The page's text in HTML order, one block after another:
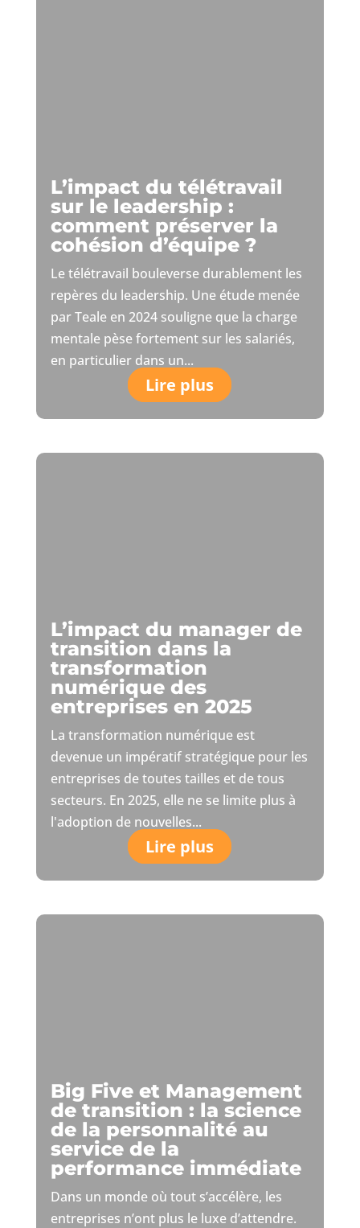
L’impact du télétravail
sur le leadership :
comment préserver la
cohésion d’équipe ?
Le télétravail bouleverse durablement les
repères du leadership. Une étude menée
par Teale en 2024 souligne que la charge
mentale pèse fortement sur les salariés,
en particulier dans un...
Lire plus
L’impact du manager de
transition dans la
transformation
numérique des
entreprises en 2025
La transformation numérique est
devenue un impératif stratégique pour les
entreprises de toutes tailles et de tous
secteurs. En 2025, elle ne se limite plus à
l'adoption de nouvelles...
Lire plus
Big Five et Management
de transition : la science
de la personnalité au
service de la
performance immédiate
Dans un monde où tout s’accélère, les
entreprises n’ont plus le luxe d’attendre.